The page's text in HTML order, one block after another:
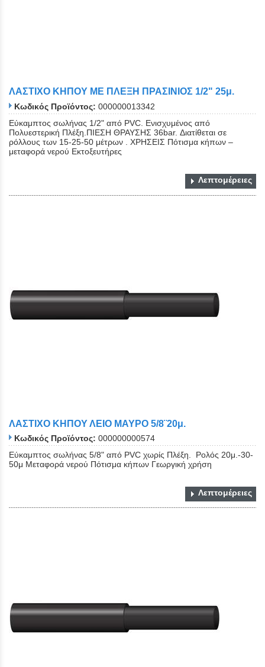
ΛΑΣΤΙΧΟ ΚΗΠΟΥ ΜΕ ΠΛΕΞΗ ΠΡΑΣΙΝΙΟΣ 1/2" 25μ.
Κωδικός Προϊόντος: 000000013342
Εύκαμπτος σωλήνας 1/2" από PVC. Eνισχυμένος από
Πολυεστερική Πλέξη.ΠΙΕΣΗ ΘΡΑΥΣΗΣ 36bar. Διατίθεται σε
ρόλλους των 15-25-50 μέτρων . ΧΡΗΣΕΙΣ Πότισμα κήπων –
μεταφορά νερού Εκτοξευτήρες
Λεπτομέρειες
ΛΑΣΤΙΧΟ ΚΗΠΟΥ ΛΕΙΟ ΜΑΥΡΟ 5/8¨20μ.
Κωδικός Προϊόντος: 000000000574
Εύκαμπτος σωλήνας 5/8" από PVC χωρίς Πλέξη. Ρολός 20μ.-30-
50μ Μεταφορά νερού Πότισμα κήπων Γεωργική χρήση
Λεπτομέρειες